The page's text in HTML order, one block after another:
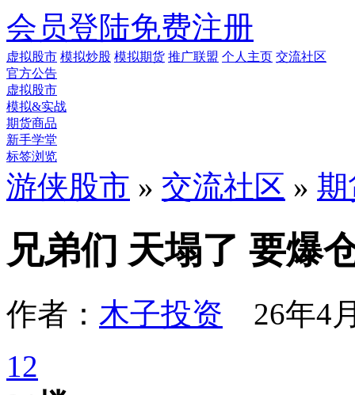
会员登陆免费注册
虚拟股市 模拟炒股 模拟期货 推广联盟 个人主页 交流社区
官方公告
虚拟股市
模拟&实战
期货商品
新手学堂
标签浏览
游侠股市 » 交流社区 » 期
兄弟们 天塌了 要爆
作者： 木子投资 26年4
12